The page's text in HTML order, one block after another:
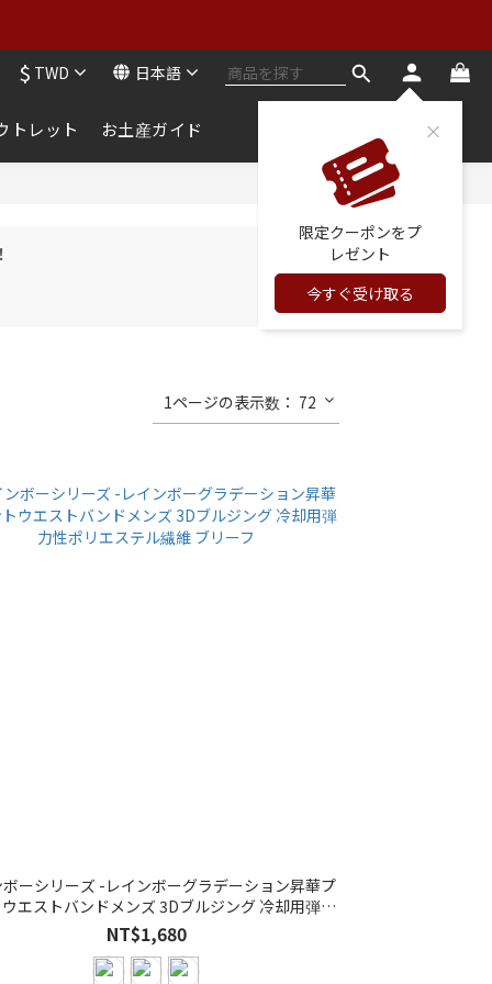
ー：2点購入で2点無料
$ TWD 日本語
限定クーポンをプ
レゼント
今すぐ受け取る
トレット お土産ガイド
1ページの表示数： 72
ーシリーズ -レインボーグラデーション昇華プ
エストバンドメンズ 3Dブルジング 冷却用弾力
性ポリエステル繊維 ブリーフ
NT$1,680